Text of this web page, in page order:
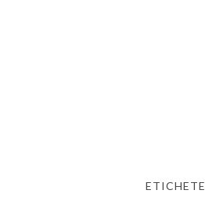
ETICHETE